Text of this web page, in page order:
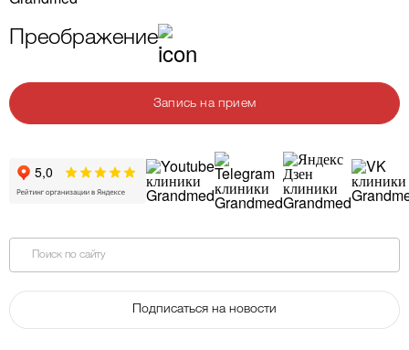
Преображение
Запись на прием
Поиск по сайту
Подписаться на новости